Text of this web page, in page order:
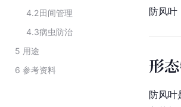
4.2田间管理
4.3病虫防治
5 用途
6 参考资料
防风叶
形
防风叶